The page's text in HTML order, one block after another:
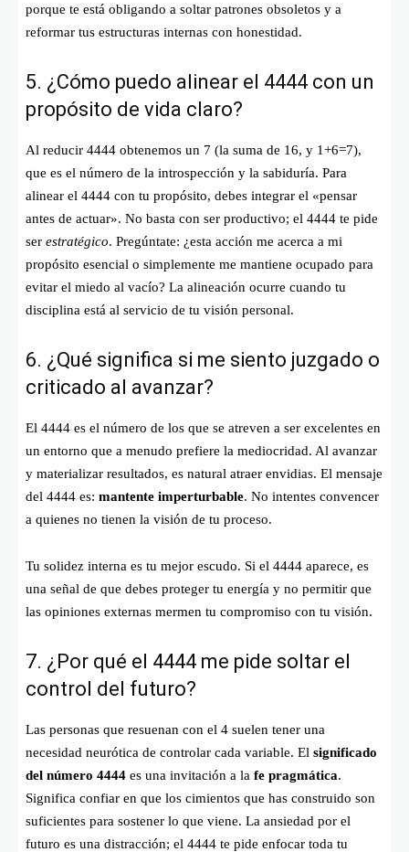
porque te está obligando a soltar patrones obsoletos y a
reformar tus estructuras internas con honestidad.
5. ¿Cómo puedo alinear el 4444 con un
propósito de vida claro?
Al reducir 4444 obtenemos un 7 (la suma de 16, y 1+6=7),
que es el número de la introspección y la sabiduría. Para
alinear el 4444 con tu propósito, debes integrar el «pensar
antes de actuar». No basta con ser productivo; el 4444 te pide
ser estratégico. Pregúntate: ¿esta acción me acerca a mi
propósito esencial o simplemente me mantiene ocupado para
evitar el miedo al vacío? La alineación ocurre cuando tu
disciplina está al servicio de tu visión personal.
6. ¿Qué significa si me siento juzgado o
criticado al avanzar?
El 4444 es el número de los que se atreven a ser excelentes en
un entorno que a menudo prefiere la mediocridad. Al avanzar
y materializar resultados, es natural atraer envidias. El mensaje
del 4444 es: mantente imperturbable. No intentes convencer
a quienes no tienen la visión de tu proceso.
Tu solidez interna es tu mejor escudo. Si el 4444 aparece, es
una señal de que debes proteger tu energía y no permitir que
las opiniones externas mermen tu compromiso con tu visión.
7. ¿Por qué el 4444 me pide soltar el
control del futuro?
Las personas que resuenan con el 4 suelen tener una
necesidad neurótica de controlar cada variable. El significado
del número 4444 es una invitación a la fe pragmática.
Significa confiar en que los cimientos que has construido son
suficientes para sostener lo que viene. La ansiedad por el
futuro es una distracción; el 4444 te pide enfocar toda tu